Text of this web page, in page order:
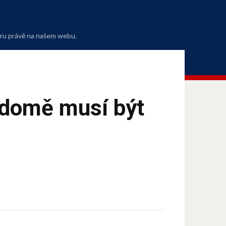
právě na našem webu.
musí být